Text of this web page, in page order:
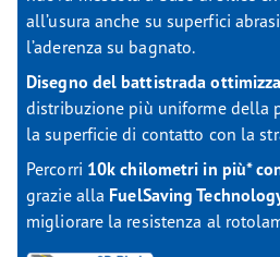
all’usura anche su superfici
l’aderenza su bagnato.
Disegno del battistrada
distribuzione più uniforme della
la superficie di contatto con la
Percorri 10k chilometri in più*
grazie alla FuelSaving
migliorare la resistenza al